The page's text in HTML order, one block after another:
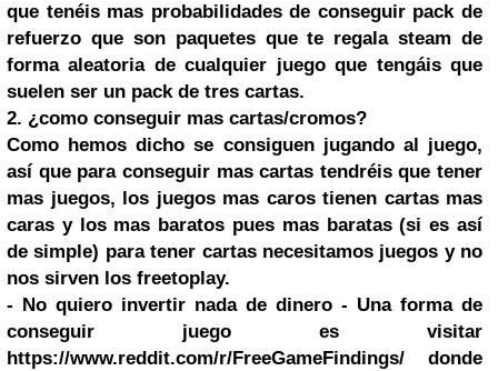
que tenéis mas probabilidades de conseguir pack de
refuerzo que son paquetes que te regala steam de
forma aleatoria de cualquier juego que tengáis que
suelen ser un pack de tres cartas.
2. ¿como conseguir mas cartas/cromos?
Como hemos dicho se consiguen jugando al juego,
así que para conseguir mas cartas tendréis que tener
mas juegos, los juegos mas caros tienen cartas mas
caras y los mas baratos pues mas baratas (si es así
de simple) para tener cartas necesitamos juegos y no
nos sirven los freetoplay.
- No quiero invertir nada de dinero - Una forma de
conseguir juego es visitar
https://www.reddit.com/r/FreeGameFindings/ donde